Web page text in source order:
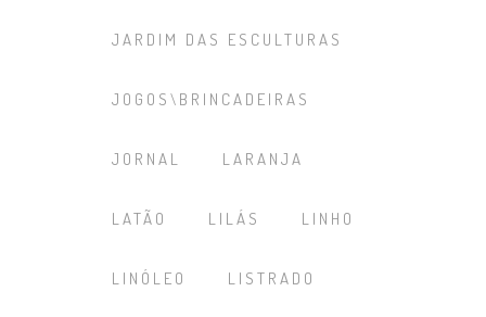
JARDIM DAS ESCULTURAS
JOGOS\BRINCADEIRAS
JORNAL LARANJA
LATÃO LILÁS LINHO
LINÓLEO LISTRADO